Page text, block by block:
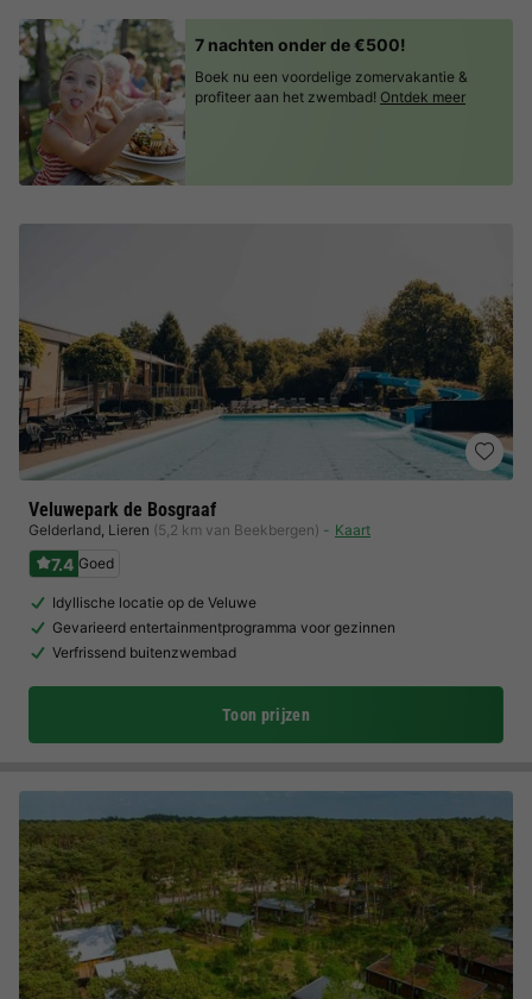
Veluwepark de Bosgraaf
Gelderland, Lieren (5,2 km van Beekbergen) Kaart
7.4 Goed
Idyllische locatie op de Veluwe
Gevarieerd entertainmentprogramma voor gezinnen
Verfrissend buitenzwembad
Toon prijzen
7 nachten onder de €500!
Boek nu een voordelige zomervakantie &
profiteer aan het zwembad! Ontdek meer